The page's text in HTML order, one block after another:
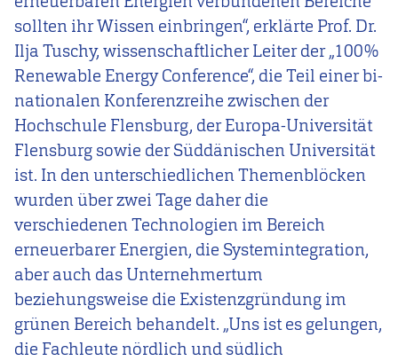
sollten ihr Wissen einbringen“, erklärte Prof. Dr.
Ilja Tuschy, wissenschaftlicher Leiter der „100%
Renewable Energy Conference“, die Teil einer bi-
nationalen Konferenzreihe zwischen der
Hochschule Flensburg, der Europa-Universität
Flensburg sowie der Süddänischen Universität
ist. In den unterschiedlichen Themenblöcken
wurden über zwei Tage daher die
verschiedenen Technologien im Bereich
erneuerbarer Energien, die Systemintegration,
aber auch das Unternehmertum
beziehungsweise die Existenzgründung im
grünen Bereich behandelt. „Uns ist es gelungen,
die Fachleute nördlich und südlich